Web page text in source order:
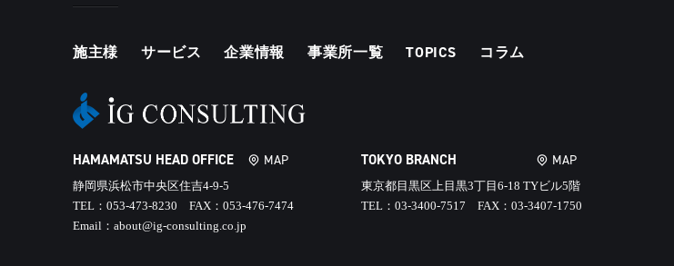
施主様 サービス 企業情報 事業所一覧 TOPICS コラム
HAMAMATSU HEAD OFFICE
静岡県浜松市中央区住吉4-9-5
TEL：053-473-8230 FAX：053-476-7474
Email：about@ig-consulting.co.jp
MAP TOKYO BRANCH
東京都目黒区上目黒3丁目6-18 TYビル5階
TEL：03-3400-7517 FAX：03-3407-1750
MAP